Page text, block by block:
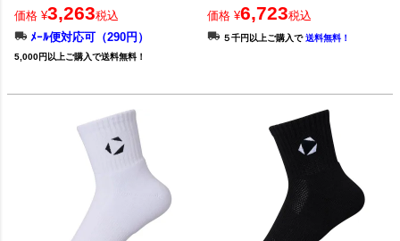
価格 ¥3,263税込
ﾒｰﾙ便対応可（290円）
5,000円以上ご購入で送料無料！
価格 ¥6,723税込
５千円以上ご購入で送料無料！